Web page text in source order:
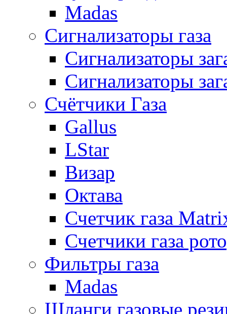
Madas
Сигнализаторы газа
Сигнализаторы
Сигнализаторы
Счётчики Газа
Gallus
LStar
Визар
Октава
Счетчик газа
Счетчики газа
Фильтры газа
Madas
Шланги газовые